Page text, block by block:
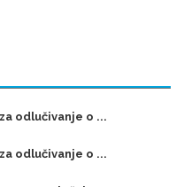
odlučivanje o ...
odlučivanje o ...